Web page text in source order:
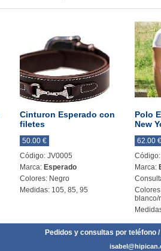
Cinturon Esperado con
filetes
50.00 €
Código: JV0005
Marca: Esperado
Colores: Negro
Medidas: 105, 85, 95
Polo
New
62.00 €
Marca:
blanco/
Pedidos y consultas por teléfono